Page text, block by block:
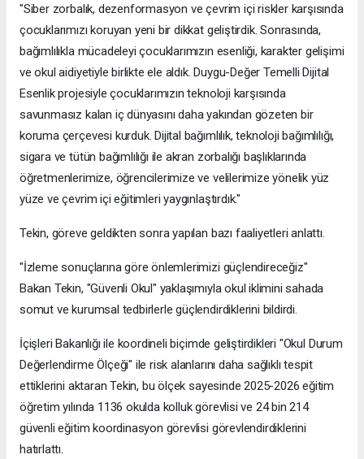
"Siber zorbalık, dezenformasyon ve çevrim içi riskler karşısında
çocuklarımızı koruyan yeni bir dikkat geliştirdik. Sonrasında,
bağımlılıkla mücadeleyi çocuklarımızın esenliği, karakter gelişimi
ve okul aidiyetiyle birlikte ele aldık. Duygu-Değer Temelli Dijital
Esenlik projesiyle çocuklarımızın teknoloji karşısında
savunmasız kalan iç dünyasını daha yakından gözeten bir
koruma çerçevesi kurduk. Dijital bağımlılık, teknoloji bağımlılığı,
sigara ve tütün bağımlılığı ile akran zorbalığı başlıklarında
öğretmenlerimize, öğrencilerimize ve velilerimize yönelik yüz
yüze ve çevrim içi eğitimleri yaygınlaştırdık."
Tekin, göreve geldikten sonra yapılan bazı faaliyetleri anlattı.
"İzleme sonuçlarına göre önlemlerimizi güçlendireceğiz"
Bakan Tekin, "Güvenli Okul" yaklaşımıyla okul iklimini sahada
somut ve kurumsal tedbirlerle güçlendirdiklerini bildirdi.
İçişleri Bakanlığı ile koordineli biçimde geliştirdikleri "Okul Durum
Değerlendirme Ölçeği" ile risk alanlarını daha sağlıklı tespit
ettiklerini aktaran Tekin, bu ölçek sayesinde 2025-2026 eğitim
öğretim yılında 1136 okulda kolluk görevlisi ve 24 bin 214
güvenli eğitim koordinasyon görevlisi görevlendirdiklerini
hatırlattı.